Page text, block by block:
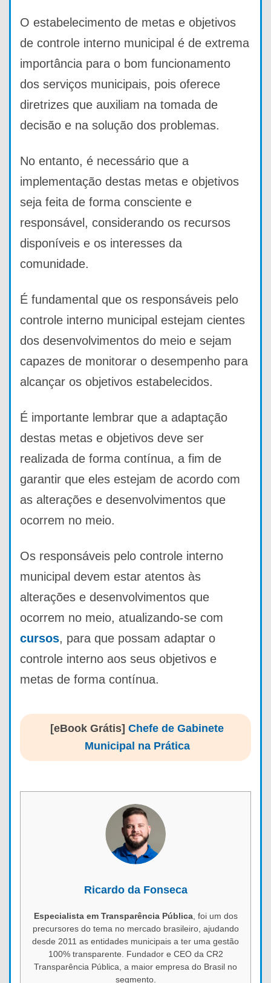
O estabelecimento de metas e objetivos
de controle interno municipal é de extrema
importância para o bom funcionamento
dos serviços municipais, pois oferece
diretrizes que auxiliam na tomada de
decisão e na solução dos problemas.
No entanto, é necessário que a
implementação destas metas e objetivos
seja feita de forma consciente e
responsável, considerando os recursos
disponíveis e os interesses da
comunidade.
É fundamental que os responsáveis pelo
controle interno municipal estejam cientes
dos desenvolvimentos do meio e sejam
capazes de monitorar o desempenho para
alcançar os objetivos estabelecidos.
É importante lembrar que a adaptação
destas metas e objetivos deve ser
realizada de forma contínua, a fim de
garantir que eles estejam de acordo com
as alterações e desenvolvimentos que
ocorrem no meio.
Os responsáveis pelo controle interno
municipal devem estar atentos às
alterações e desenvolvimentos que
ocorrem no meio, atualizando-se com
cursos, para que possam adaptar o
controle interno aos seus objetivos e
metas de forma contínua.
[eBook Grátis] Chefe de Gabinete
Municipal na Prática
Ricardo da Fonseca
Especialista em Transparência Pública, foi um dos
precursores do tema no mercado brasileiro, ajudando
desde 2011 as entidades municipais a ter uma gestão
100% transparente. Fundador e CEO da CR2
Transparência Pública, a maior empresa do Brasil no
segmento.